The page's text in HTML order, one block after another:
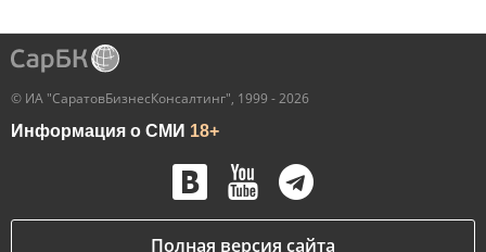
© ИА "СаратовБизнесКонсалтинг", 1999 - 2026
Информация о СМИ 18+
Полная версия сайта